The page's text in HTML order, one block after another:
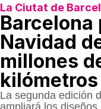
La Ciutat de
Barcelona
Navidad
millones
La segunda edición
ampliará los